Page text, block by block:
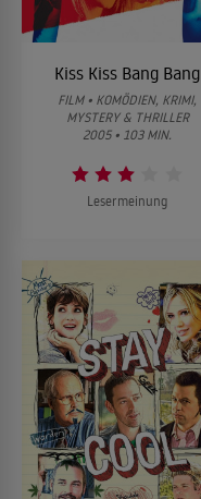
Kiss Kiss Bang Bang
FILM • KOMÖDIEN, KRIMI,
MYSTERY & THRILLER
2005 • 103 MIN.
Lesermeinung